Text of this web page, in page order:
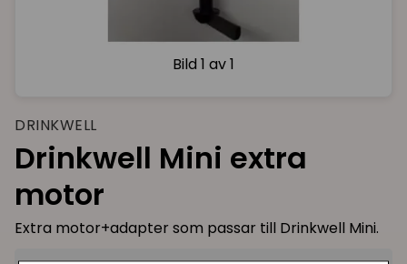
Bild 1 av 1
DRINKWELL
Drinkwell Mini extra
motor
Extra motor+adapter som passar till Drinkwell Mini.